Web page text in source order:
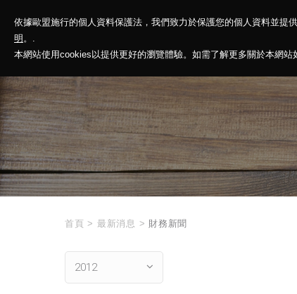
依據歐盟施行的個人資料保護法，我們致力於保護您的個人資料並提
明 。.
本網站使用cookies以提供更好的瀏覽體驗。如需了解更多關於本網站
神基投控
首頁 > 最新消息 > 財務新聞
2012